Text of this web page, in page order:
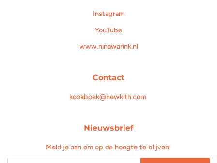
Instagram
YouTube
www.ninawarink.nl
Contact
kookboek@newkith.com
Nieuwsbrief
Meld je aan om op de hoogte te blijven!